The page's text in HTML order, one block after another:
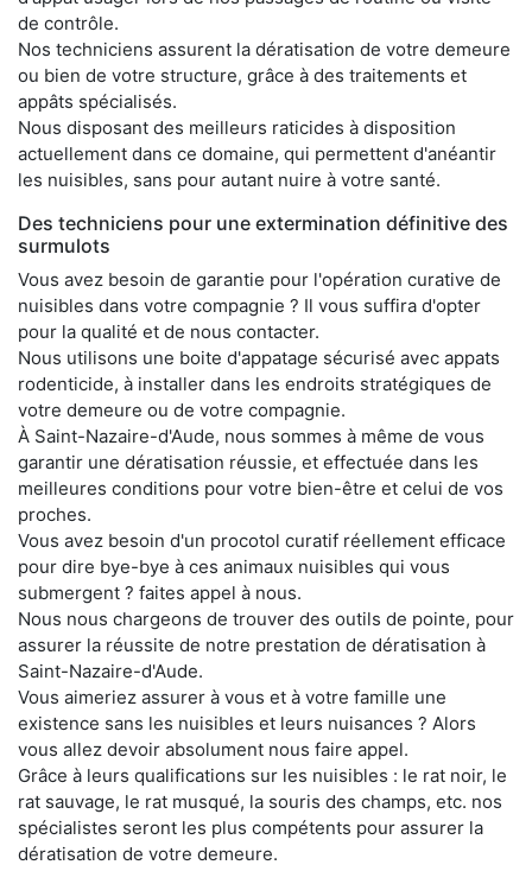
de contrôle.
Nos techniciens assurent la dératisation de votre demeure
ou bien de votre structure, grâce à des traitements et
appâts spécialisés.
Nous disposant des meilleurs raticides à disposition
actuellement dans ce domaine, qui permettent d'anéantir
les nuisibles, sans pour autant nuire à votre santé.
Des techniciens pour une extermination définitive des
surmulots
Vous avez besoin de garantie pour l'opération curative de
nuisibles dans votre compagnie ? Il vous suffira d'opter
pour la qualité et de nous contacter.
Nous utilisons une boite d'appatage sécurisé avec appats
rodenticide, à installer dans les endroits stratégiques de
votre demeure ou de votre compagnie.
À Saint-Nazaire-d'Aude, nous sommes à même de vous
garantir une dératisation réussie, et effectuée dans les
meilleures conditions pour votre bien-être et celui de vos
proches.
Vous avez besoin d'un procotol curatif réellement efficace
pour dire bye-bye à ces animaux nuisibles qui vous
submergent ? faites appel à nous.
Nous nous chargeons de trouver des outils de pointe, pour
assurer la réussite de notre prestation de dératisation à
Saint-Nazaire-d'Aude.
Vous aimeriez assurer à vous et à votre famille une
existence sans les nuisibles et leurs nuisances ? Alors
vous allez devoir absolument nous faire appel.
Grâce à leurs qualifications sur les nuisibles : le rat noir, le
rat sauvage, le rat musqué, la souris des champs, etc. nos
spécialistes seront les plus compétents pour assurer la
dératisation de votre demeure.